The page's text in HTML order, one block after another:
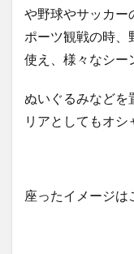
や野球やサッカー
ポーツ観戦の時、
使え、様々なシー
ぬいぐるみなどを
リアとしてもオシ
座ったイメージは